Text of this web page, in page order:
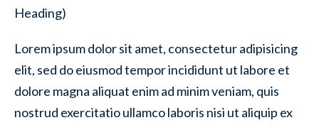
Heading)
Lorem ipsum dolor sit amet, consectetur adipisicing
elit, sed do eiusmod tempor incididunt ut labore et
dolore magna aliquat enim ad minim veniam, quis
nostrud exercitatio ullamco laboris nisi ut aliquip ex